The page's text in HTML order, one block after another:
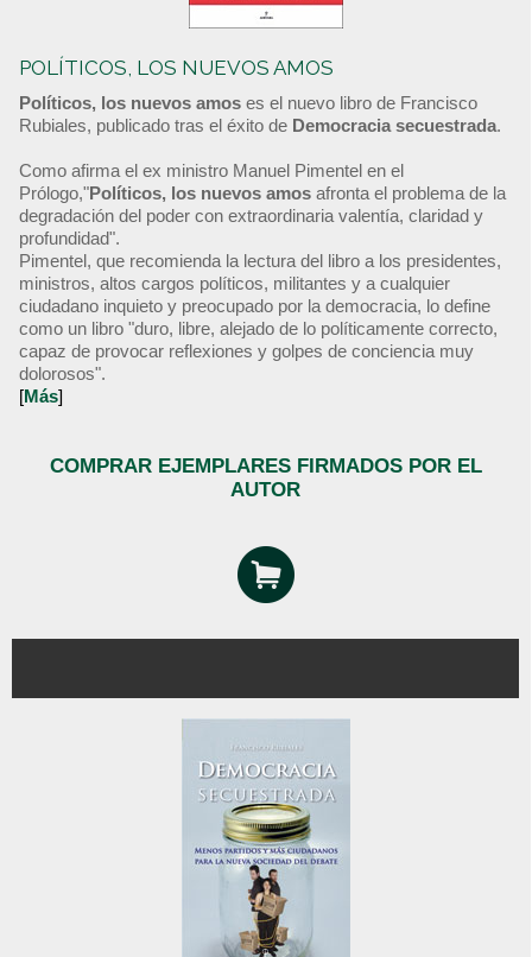
POLÍTICOS, LOS NUEVOS AMOS
Políticos, los nuevos amos es el nuevo libro de Francisco
Rubiales, publicado tras el éxito de Democracia secuestrada.
Como afirma el ex ministro Manuel Pimentel en el
Prólogo,"Políticos, los nuevos amos afronta el problema de la
degradación del poder con extraordinaria valentía, claridad y
profundidad".
Pimentel, que recomienda la lectura del libro a los presidentes,
ministros, altos cargos políticos, militantes y a cualquier
ciudadano inquieto y preocupado por la democracia, lo define
como un libro "duro, libre, alejado de lo políticamente correcto,
capaz de provocar reflexiones y golpes de conciencia muy
dolorosos".
[Más]
COMPRAR EJEMPLARES FIRMADOS POR EL
AUTOR